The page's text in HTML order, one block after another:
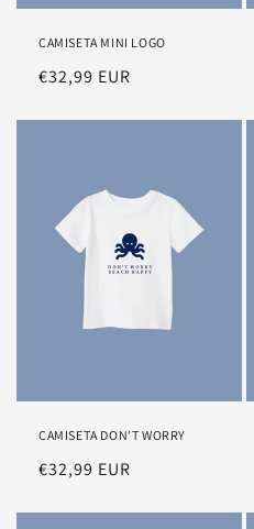
CAMISETA MINI LOGO
Precio
€32,99 EUR
CAMISETA DON'T WORRY
Precio
€32,99 EUR